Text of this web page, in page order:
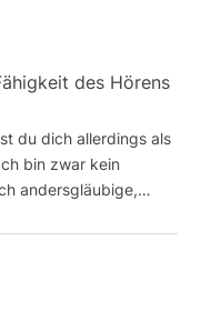
des Hörens
du dich allerdings als
bin zwar kein
andersgläubige,…